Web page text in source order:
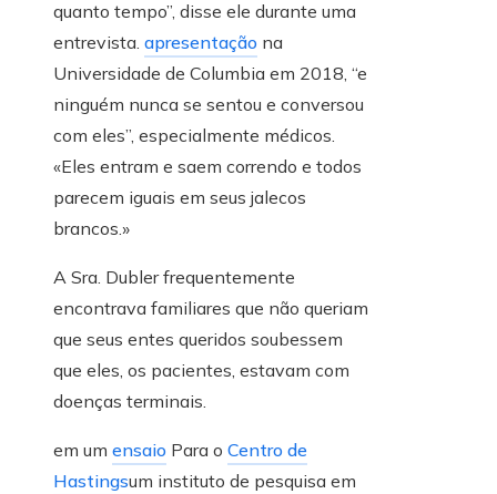
quanto tempo”, disse ele durante uma
entrevista. apresentação na
Universidade de Columbia em 2018, “e
ninguém nunca se sentou e conversou
com eles”, especialmente médicos.
«Eles entram e saem correndo e todos
parecem iguais em seus jalecos
brancos.»
A Sra. Dubler frequentemente
encontrava familiares que não queriam
que seus entes queridos soubessem
que eles, os pacientes, estavam com
doenças terminais.
em um ensaio Para o Centro de
Hastingsum instituto de pesquisa em